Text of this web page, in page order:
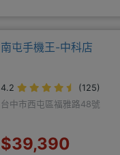
南屯手機王-中科店
4.2
(125)
台中市西屯區福雅路48號
$39,390